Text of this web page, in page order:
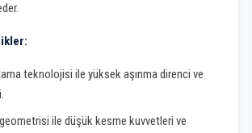
teknolojisi ile yüksek aşınma direnci ve
ile düşük kesme kuvvetleri ve